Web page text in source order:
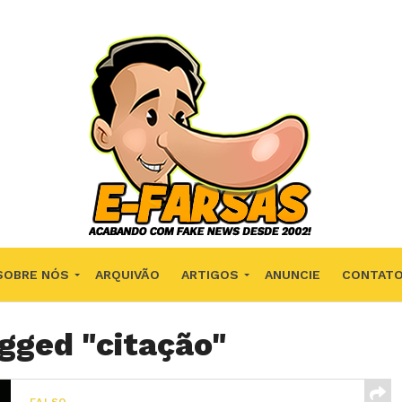
NÓS ARQUIVÃO ARTIGOS ANUNCIE CONTATO
"citação"